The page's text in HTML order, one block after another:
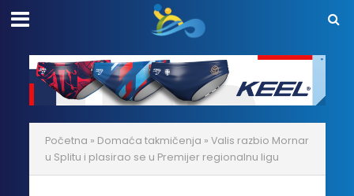
Početna » Domaća takmičenja » Valis razbio Mornar
u Splitu i plasirao se u Premijer regionalnu ligu